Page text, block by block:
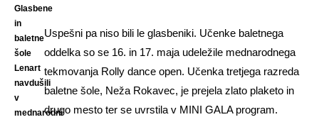
Glasbene
in
baletne
šole
Lenart
navdušili
v
mednarodni
Uspešni pa niso bili le glasbeniki. Učenke baletnega
oddelka so se 16. in 17. maja udeležile mednarodnega
tekmovanja Rolly dance open. Učenka tretjega razreda
baletne šole, Neža Rokavec, je prejela zlato plaketo in
drugo mesto ter se uvrstila v MINI GALA program.